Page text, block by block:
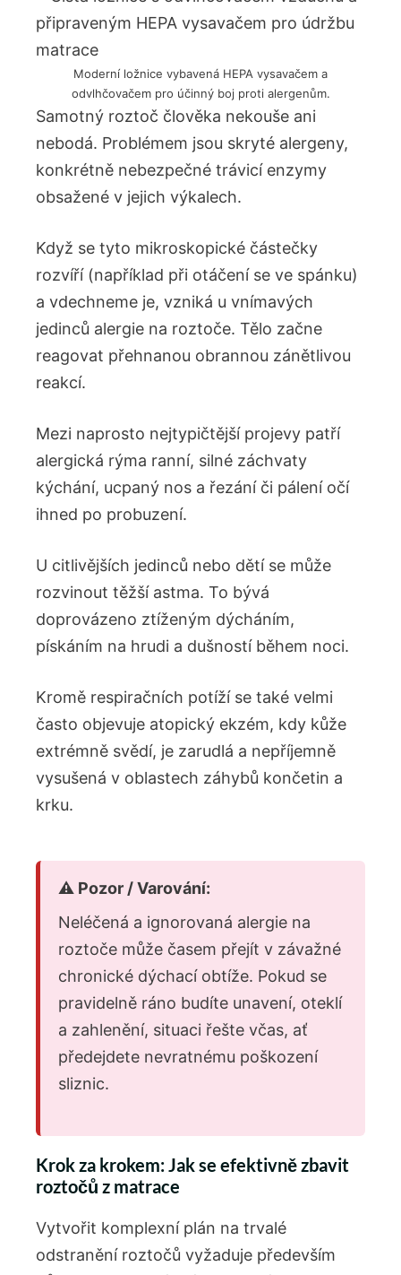
Moderní ložnice vybavená HEPA vysavačem a
odvlhčovačem pro účinný boj proti alergenům.
Samotný roztoč člověka nekouše ani
nebodá. Problémem jsou skryté alergeny,
konkrétně nebezpečné trávicí enzymy
obsažené v jejich výkalech.
Když se tyto mikroskopické částečky
rozvíří (například při otáčení se ve spánku)
a vdechneme je, vzniká u vnímavých
jedinců alergie na roztoče. Tělo začne
reagovat přehnanou obrannou zánětlivou
reakcí.
Mezi naprosto nejtypičtější projevy patří
alergická rýma ranní, silné záchvaty
kýchání, ucpaný nos a řezání či pálení očí
ihned po probuzení.
U citlivějších jedinců nebo dětí se může
rozvinout těžší astma. To bývá
doprovázeno ztíženým dýcháním,
pískáním na hrudi a dušností během noci.
Kromě respiračních potíží se také velmi
často objevuje atopický ekzém, kdy kůže
extrémně svědí, je zarudlá a nepříjemně
vysušená v oblastech záhybů končetin a
krku.
⚠️ Pozor / Varování:
Neléčená a ignorovaná alergie na
roztoče může časem přejít v závažné
chronické dýchací obtíže. Pokud se
pravidelně ráno budíte unavení, oteklí
a zahlenění, situaci řešte včas, ať
předejdete nevratnému poškození
sliznic.
Krok za krokem: Jak se efektivně zbavit
roztočů z matrace
Vytvořit komplexní plán na trvalé
odstranění roztočů vyžaduje především